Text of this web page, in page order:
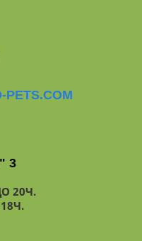
PETS.COM
3
20Ч.